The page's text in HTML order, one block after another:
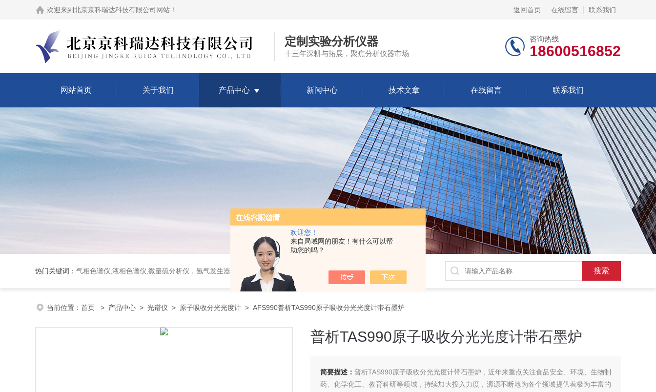
欢迎您！
来自局域网的朋友！有什么可以帮
助您的吗？
欢迎来到 北京京科瑞达科技有限公司网站 ！ 返回首页 在线留言 联系我们
定制实验分析仪器
十三年深耕与拓展，聚焦分析仪器市场
咨询热线
18600516852
网站首页 关于我们 产品中心 新闻中心 技术文章 在线留言 联系我们
热门关键词： 气相色谱仪,液相色谱仪,微量硫分析仪，氢气发生器，氮气发生器，空气发生器，色谱耗件（N2000色谱工作站，色谱柱、阀件、进样器、色谱担体），顶空进样器，热解析仪，紫外分光光度计，原子吸收分光光度计，傅立叶红外光谱仪，分析天平等常规实验室产品。
当前位置： 首页 > 产品中心 > 光谱仪 > 原子吸收分光光度计 > AFS990普析TAS990原子吸收分光光度计带石墨炉
普析TAS990原子吸收分光光度计带石墨炉
简要描述： 普析TAS990原子吸收分光光度计带石墨炉，近年来重点关注食品安全、环境、生物制
药、化学化工、教育科研等领域，持续加大投入力度，源源不断地为各个领域提供着极为丰富的